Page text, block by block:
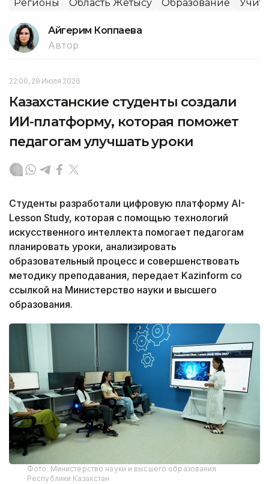
Регионы Область Жетысу Образование
Айгерим Коппаева
Автор
22:00, 29 Июля 2026
Казахстанские студенты создали
ИИ-платформу, которая поможет
педагогам улучшать уроки
Студенты разработали цифровую платформу AI-
Lesson Study, которая с помощью технологий
искусственного интеллекта помогает педагогам
планировать уроки, анализировать
образовательный процесс и совершенствовать
методику преподавания, передает Kazinform со
ссылкой на Министерство науки и высшего
образования.
Фото: Министерство науки и высшего образования
Республики Казахстан